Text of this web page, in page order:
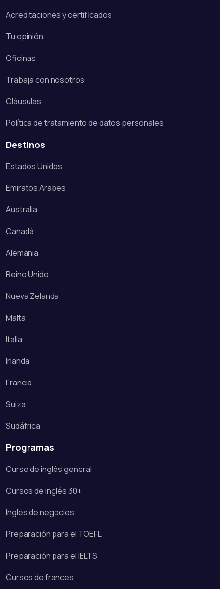
Acreditaciones y certificados
Tu opinión
Oficinas
Trabaja con nosotros
Cláusulas
Política de tratamiento de datos personales
Destinos
Estados Unidos
Emiratos Árabes
Australia
Canadá
Alemania
Reino Unido
Nueva Zelanda
Malta
Italia
Irlanda
Francia
Suiza
Sudáfrica
Programas
Curso de inglés general
Cursos de inglés 30+
Inglés de negocios
Preparación para el TOEFL
Preparación para el IELTS
Cursos de francés